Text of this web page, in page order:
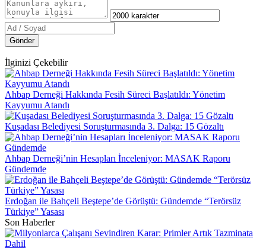
Gönder
İlginizi Çekebilir
Ahbap Derneği Hakkında Fesih Süreci Başlatıldı: Yönetim
Kayyumu Atandı
Kuşadası Belediyesi Soruşturmasında 3. Dalga: 15 Gözaltı
Ahbap Derneği’nin Hesapları İnceleniyor: MASAK Raporu
Gündemde
Erdoğan ile Bahçeli Beştepe’de Görüştü: Gündemde “Terörsüz
Türkiye” Yasası
Son Haberler